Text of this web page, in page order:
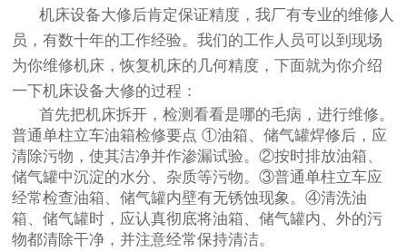
机床设备大修后肯定保证精度，我厂有专业的维修人
员，有数十年的工作经验。我们的工作人员可以到现场
为你维修机床，恢复机床的几何精度，下面就为你介绍
一下机床设备大修的过程：
首先把机床拆开，检测看看是哪的毛病，进行维修。
普通单柱立车油箱检修要点 ①油箱、储气罐焊修后，应
清除污物，使其洁净并作渗漏试验。②按时排放油箱、
储气罐中沉淀的水分、杂质等污物。③普通单柱立车应
经常检查油箱、储气罐内壁有无锈蚀现象。④清洗油
箱、储气罐时，应认真彻底将油箱、储气罐内、外的污
物都清除干净，并注意经常保持清洁。